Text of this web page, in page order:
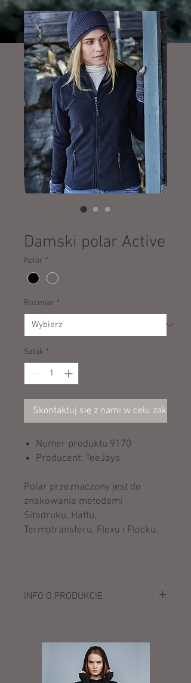
Damski polar Active
Kolor *
Rozmiar *
Sztuk *
Skontaktuj się z nami w celu zakupu
Numer produktu 9170
Producent: TeeJays
Polar przeznaczony jest do
znakowania metodami
Sitodruku, Haftu,
Termotransferu, Flexu i Flocku.
INFO O PRODUKCIE
100% poliester
Mikropolar antypilling
Rękawy raglanowe